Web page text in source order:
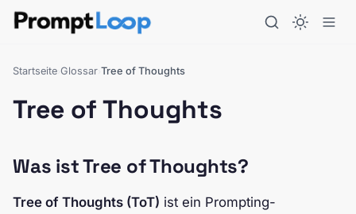
Startseite Glossar Tree of Thoughts
Tree of Thoughts
Was ist Tree of Thoughts?
Tree of Thoughts (ToT) ist ein Prompting-